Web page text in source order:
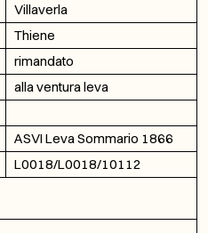
Villaverla
Thiene
rimandato
alla ventura leva
ASVI Leva Sommario 1866
L0018/L0018/10112